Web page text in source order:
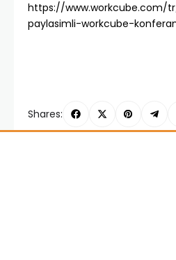
https://www.workcube.com/
paylasimli-workcube-
Shares: